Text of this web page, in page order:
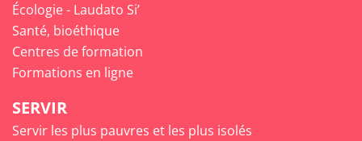
Écologie - Laudato Si’
Santé, bioéthique
Centres de formation
Formations en ligne
SERVIR
Servir les plus pauvres et les plus isolés